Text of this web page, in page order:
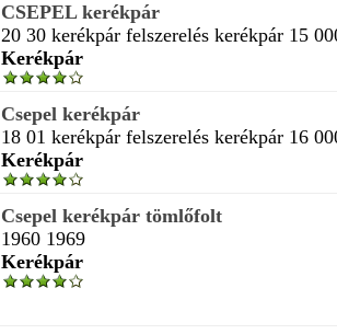
CSEPEL kerékpár
20 30 kerékpár felszerelés kerékpár 15
Kerékpár
Csepel kerékpár
18 01 kerékpár felszerelés kerékpár 16
Kerékpár
Csepel kerékpár tömlőfolt
1960 1969
Kerékpár